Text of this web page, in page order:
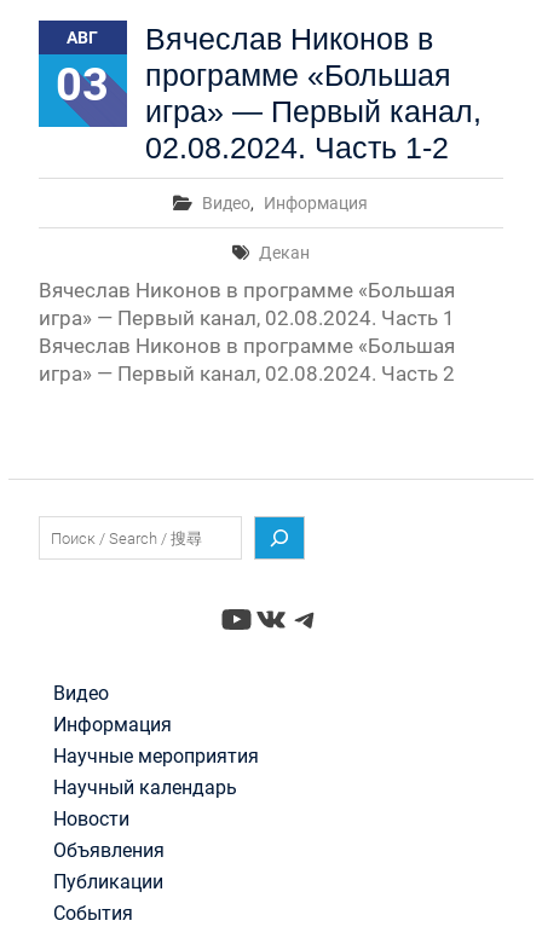
Вячеслав Никонов в программе «Большая игра» —
Первый канал, 27.07.2026. Часть 1-2
Конкурсные списки лиц, прошедших
вступительные испытания в МГУ имени
М.В.Ломоносова в 2026 году по каждому
Вячеслав Никонов в программе «Большая игра» —
Первый канал, 24.07.2026. Часть 1-2
Вячеслав Никонов в программе «Большая игра» —
Первый канал, 06.08.2026. Часть 1-3
АВГ
03
Вячеслав Никонов в
программе «Большая
игра» — Первый канал,
02.08.2024. Часть 1-2
Видео, Информация
Декан
Вячеслав Никонов в программе «Большая
игра» — Первый канал, 02.08.2024. Часть 1
Вячеслав Никонов в программе «Большая
игра» — Первый канал, 02.08.2024. Часть 2
YouTube
ВКонтакте
Telegram
Видео
Информация
Научные мероприятия
Научный календарь
Новости
Объявления
Публикации
События